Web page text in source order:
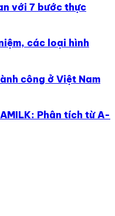
với 7 bước thực
các loại hình
công ở Việt Nam
Phân tích từ A-